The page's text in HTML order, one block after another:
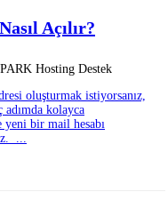
Açılır?
Hosting Destek
oluşturmak istiyorsanız,
kolayca
bir mail hesabı
...